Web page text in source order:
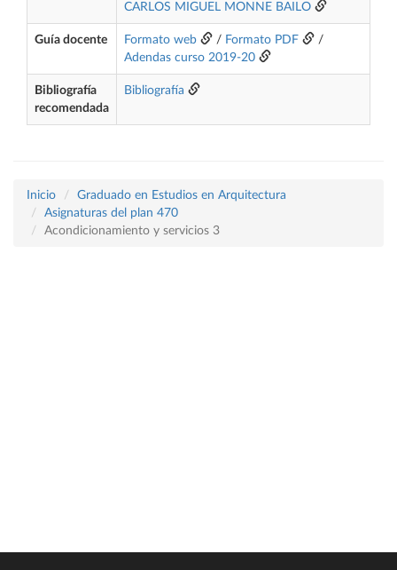
CARLOS MIGUEL MONNE BAILO
Guía docente Formato web / Formato PDF
/
Adendas curso 2019-20
Bibliografía
recomendada
Bibliografía
Inicio
Graduado en Estudios en Arquitectura
Asignaturas del plan 470
Acondicionamiento y servicios 3